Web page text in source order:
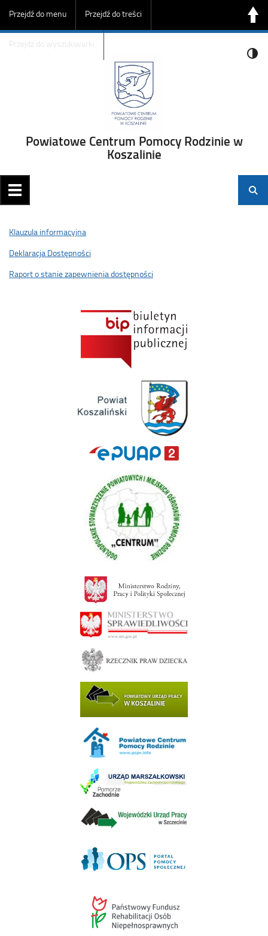
Przejdź do menu Przejdź do treści
Przejdź do wyszukiwarki
Powiatowe Centrum Pomocy Rodzinie w
Koszalinie
Klauzula informacyjna
Deklaracja Dostępności
Raport o stanie zapewnienia dostępności